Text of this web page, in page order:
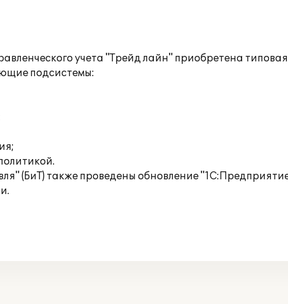
учета "Трейд лайн" приобретена
подсистемы:
(БиТ) также проведены обновление